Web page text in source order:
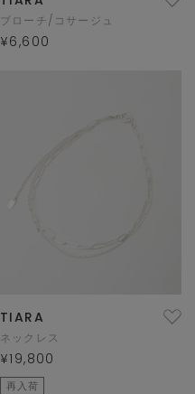
ブローチ/コサージュ
¥6,600
TIARA
ネックレス
¥19,800
再入荷